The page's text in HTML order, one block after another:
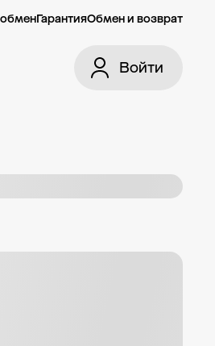
ГарантияОбмен и возврат
Войти